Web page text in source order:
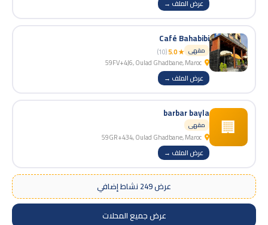
عرض الملف →
Café Bahabibi
مقهى ★ 5.0
(10)
عرض الملف →
🏢
barbar bayla
مقهى
عرض الملف →
عرض 249 نشاط إضافي
عرض جميع المحلات